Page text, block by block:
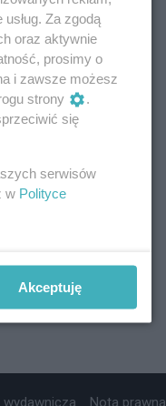
wydawnicza Nota prawna
Za zgodą
oraz aktywnie
prosimy o
i zawsze możesz
strony
.
się
serwisów
w Polityce
Akceptuję